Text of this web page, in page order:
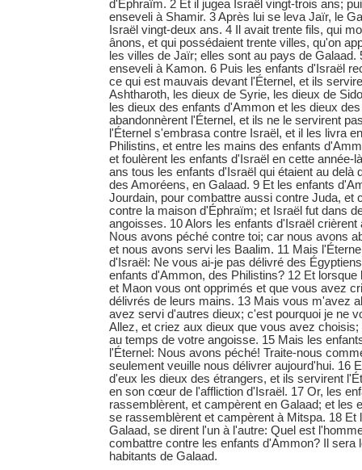
d'Éphraïm. 2 Et il jugea Israël vingt-trois ans;
enseveli à Shamir. 3 Après lui se leva Jaïr, le
Israël vingt-deux ans. 4 Il avait trente fils, qui
ânons, et qui possédaient trente villes, qu'on
les villes de Jaïr; elles sont au pays de Galaad.
enseveli à Kamon. 6 Puis les enfants d'Israël
ce qui est mauvais devant l'Éternel, et ils
Ashtharoth, les dieux de Syrie, les dieux de
les dieux des enfants d'Ammon et les dieux
abandonnèrent l'Éternel, et ils ne le servirent
l'Éternel s'embrasa contre Israël, et il les livra
Philistins, et entre les mains des enfants
et foulèrent les enfants d'Israël en cette année-
ans tous les enfants d'Israël qui étaient au delà
des Amoréens, en Galaad. 9 Et les enfants
Jourdain, pour combattre aussi contre Juda, et
contre la maison d'Éphraïm; et Israël fut dans
angoisses. 10 Alors les enfants d'Israël crièrent
Nous avons péché contre toi; car nous avons
et nous avons servi les Baalim. 11 Mais
d'Israël: Ne vous ai-je pas délivré des
enfants d'Ammon, des Philistins? 12 Et lorsque
et Maon vous ont opprimés et que vous avez
délivrés de leurs mains. 13 Mais vous m'avez
avez servi d'autres dieux; c'est pourquoi je ne
Allez, et criez aux dieux que vous avez
au temps de votre angoisse. 15 Mais les
l'Éternel: Nous avons péché! Traite-nous
seulement veuille nous délivrer aujourd'hui. 16
d'eux les dieux des étrangers, et ils servirent
en son cœur de l'affliction d'Israël. 17 Or, les
rassemblèrent, et campèrent en Galaad; et les
se rassemblèrent et campèrent à Mitspa. 18 Et
Galaad, se dirent l'un à l'autre: Quel est
combattre contre les enfants d'Ammon? Il sera
habitants de Galaad.